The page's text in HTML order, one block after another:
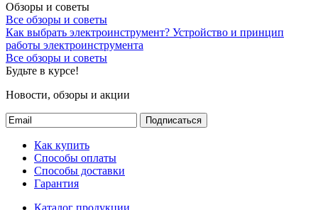
Обзоры и советы
Все обзоры и советы
Как выбрать электроинструмент? Устройство и принцип
работы электроинструмента
Все обзоры и советы
Будьте в курсе!
Новости, обзоры и акции
Подписаться
Как купить
Способы оплаты
Способы доставки
Гарантия